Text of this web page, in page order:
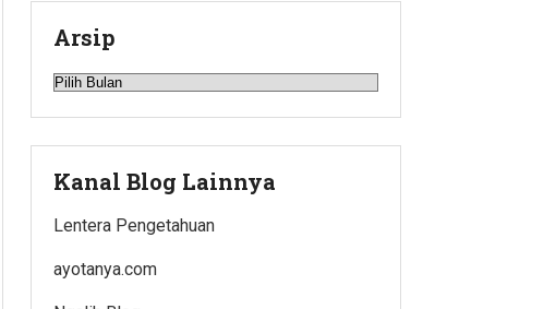
Arsip
Arsip
Kanal Blog Lainnya
Lentera Pengetahuan
ayotanya.com